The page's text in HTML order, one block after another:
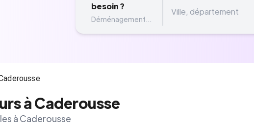
besoin ?
Déménagement...
à Caderousse
à Caderousse